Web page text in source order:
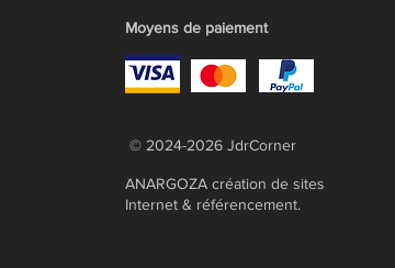
Moyens de paiement
© 2024-2026 JdrCorner
ANARGOZA création de sites
Internet & référencement.